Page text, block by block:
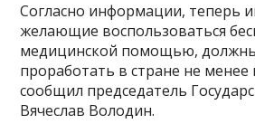
Согласно информации, теперь
желающие воспользоваться
медицинской помощью,
проработать в стране не менее
сообщил председатель
Вячеслав Володин.